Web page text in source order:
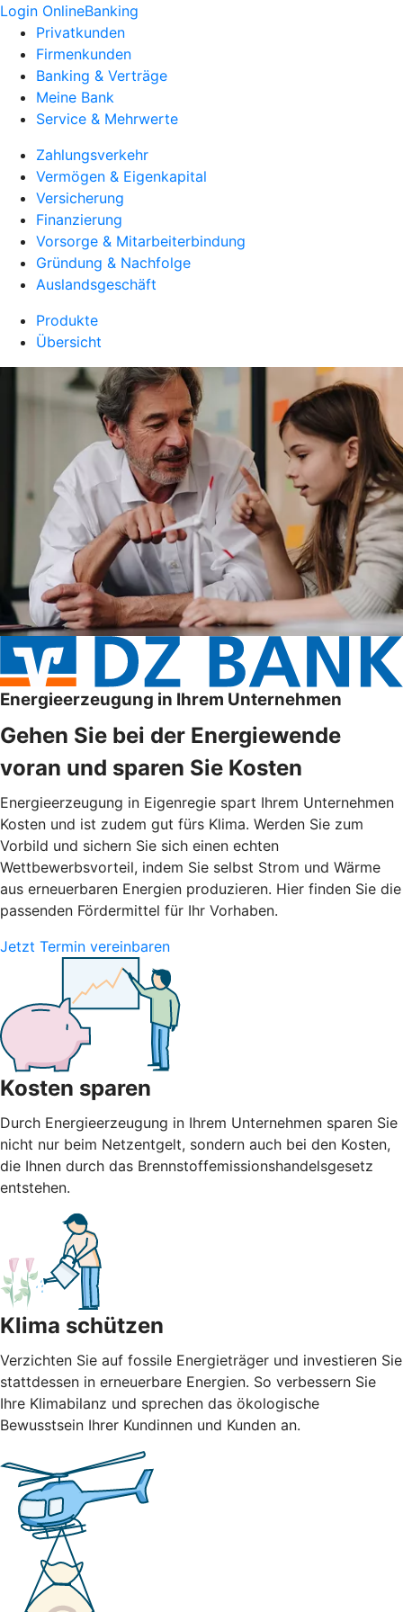
Login OnlineBanking
Privatkunden
Firmenkunden
Banking & Verträge
Meine Bank
Service & Mehrwerte
Zahlungsverkehr
Vermögen & Eigenkapital
Versicherung
Finanzierung
Vorsorge & Mitarbeiterbindung
Gründung & Nachfolge
Auslandsgeschäft
Produkte
Übersicht
Energieerzeugung in Ihrem Unternehmen
Gehen Sie bei der Energiewende
voran und sparen Sie Kosten
Energieerzeugung in Eigenregie spart Ihrem Unternehmen
Kosten und ist zudem gut fürs Klima. Werden Sie zum
Vorbild und sichern Sie sich einen echten
Wettbewerbsvorteil, indem Sie selbst Strom und Wärme
aus erneuerbaren Energien produzieren. Hier finden Sie die
passenden Fördermittel für Ihr Vorhaben.
Jetzt Termin vereinbaren
Kosten sparen
Durch Energieerzeugung in Ihrem Unternehmen sparen Sie
nicht nur beim Netzentgelt, sondern auch bei den Kosten,
die Ihnen durch das Brennstoffemissionshandelsgesetz
entstehen.
Klima schützen
Verzichten Sie auf fossile Energieträger und investieren Sie
stattdessen in erneuerbare Energien. So verbessern Sie
Ihre Klimabilanz und sprechen das ökologische
Bewusstsein Ihrer Kundinnen und Kunden an.